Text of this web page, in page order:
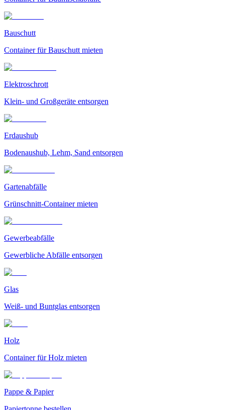
Bauschutt
Container für Bauschutt mieten
Elektroschrott
Klein- und Großgeräte entsorgen
Erdaushub
Bodenaushub, Lehm, Sand entsorgen
Gartenabfälle
Grünschnitt-Container mieten
Gewerbeabfälle
Gewerbliche Abfälle entsorgen
Glas
Weiß- und Buntglas entsorgen
Holz
Container für Holz mieten
Pappe & Papier